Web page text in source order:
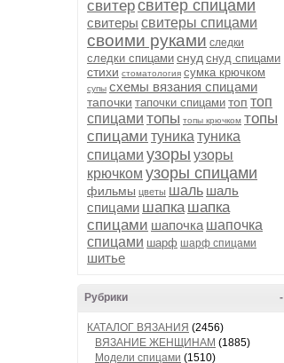
свитерсвитер спицами
свитеры свитеры спицами
своими руками следки
следки спицами снуд снуд спицами
стихи стоматология сумка крючком
супы схемы вязания спицами
тапочки тапочки спицами топ топ
спицами топы топы крючком топы
спицами туника туника
спицами узоры узоры
крючком узоры спицами
фильмы цветы шаль шаль
спицами шапка шапка
спицами шапочка шапочка
спицами шарф шарф спицами
шитье
-
Рубрики
КАТАЛОГ ВЯЗАНИЯ (2456)
ВЯЗАНИЕ ЖЕНЩИНАМ (1885)
Модели спицами (1510)